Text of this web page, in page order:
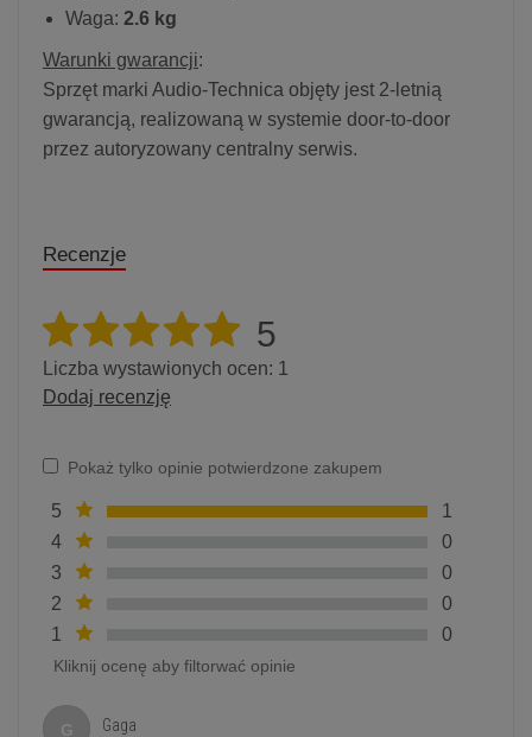
Waga: 2.6 kg
Warunki gwarancji:
Sprzęt marki Audio-Technica objęty jest 2-letnią
gwarancją, realizowaną w systemie door-to-door
przez autoryzowany centralny serwis.
Recenzje
5
Liczba wystawionych ocen: 1
Dodaj recenzję
Pokaż tylko opinie potwierdzone zakupem
5
1
4
0
3
0
2
0
1
0
Kliknij ocenę aby filtorwać opinie
G Gaga